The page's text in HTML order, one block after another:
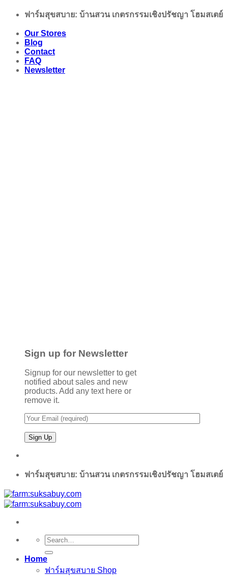
Skip
content
ฟาร์มสุขสบาย: บ้านสวน เกตรกรรมเชิงปรัชญา โฮมสเตย์
Our Stores
Blog
Contact
FAQ
Newsletter
Sign up for Newsletter
Signup for our newsletter to get
notified about sales and new
products. Add any text here or
remove it.
ฟาร์มสุขสบาย: บ้านสวน เกตรกรรมเชิงปรัชญา โฮมสเตย์
Search
for:
Home
ฟาร์มสุขสบาย Shop